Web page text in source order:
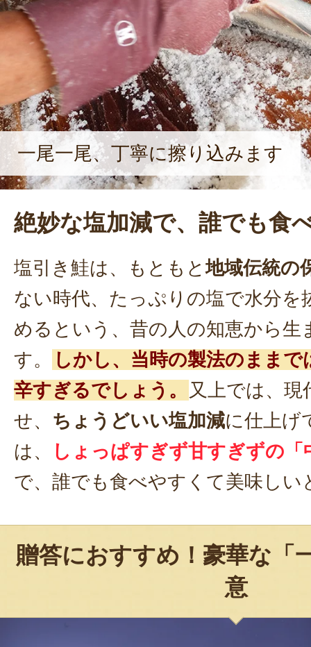
一尾一尾、丁寧に擦り込みます
絶妙な塩加減で、誰でも食
塩引き鮭は、もともと地域伝統の
ない時代、たっぷりの塩で水分を
めるという、昔の人の知恵から生
す。
しかし、当時の製法のままで
辛すぎるでしょう。
又上では、現
せ、 ちょうどいい塩加減に仕上げ
は、
しょっぱすぎず甘すぎずの「
で、誰でも食べやすくて美味しい
贈答におすすめ！豪華な「
意